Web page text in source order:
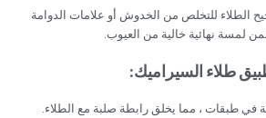
الطلاء للتخلص من الخدوش أو علامات الدوامة
لمسة نهائية خالية من العيوب.‏
طلاء السيراميك:‏
في طبقات ، مما يخلق رابطة صلبة مع الطلاء.‏